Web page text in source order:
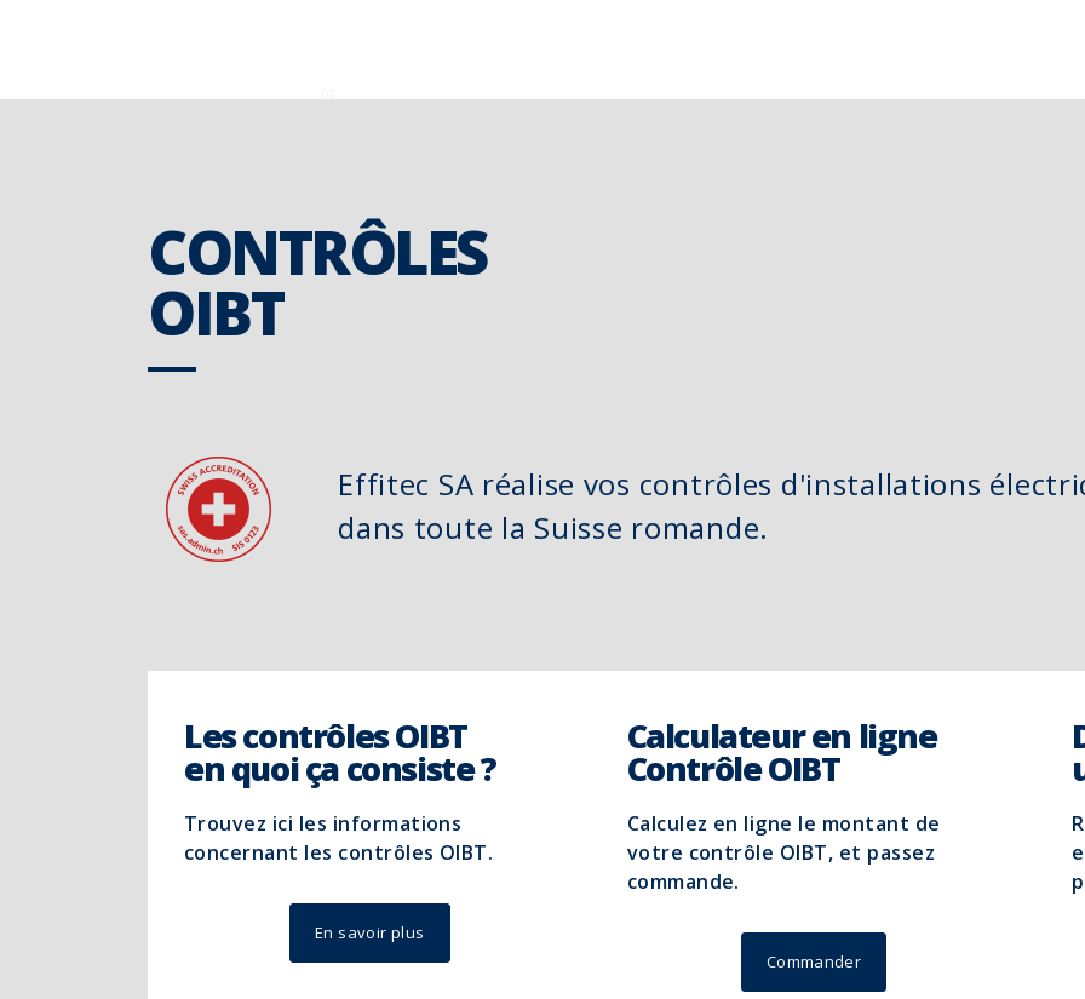
CONTRÔLES
OIBT
Effitec SA réalise vos contrôles d'installations
dans toute la Suisse romande.
Les contrôles OIBT
en quoi ça consiste ?
Trouvez ici les informations
concernant les contrôles OIBT.
En savoir plus
Calculateur en ligne
Contrôle OIBT
Calculez en ligne le montant de
votre contrôle OIBT, et passez
commande.
Commander